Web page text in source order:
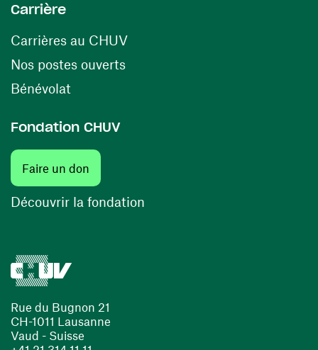
Rue du Bugnon 21
CH-1011 Lausanne
Vaud - Suisse
Carrière
Carrières au CHUV(ouvre une nouvelle fenêtre)
Nos postes ouverts(ouvre une nouvelle fenêtre)
Bénévolat
Fondation CHUV
Faire un don
Découvrir la fondation